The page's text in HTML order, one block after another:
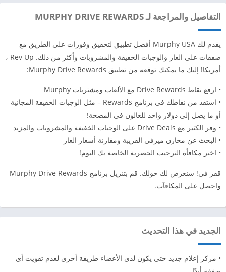
التفاصيل والمراجعة لـ MURPHY DRIVE REWARDS
يقدم لك Murphy USA أفضل تطبيق لتحقيق وفورات على الطريق مع
صفقات على الغاز والوجبات الخفيفة والمشروبات وأكثر من ذلك. Rev Up ،
أمريكا! إليك ما يمكنك توقعه من تطبيق Murphy Drive Rewards:
• ارفع نقاط Drive Rewards مع الألعاب ومشتريات Murphy
• استفد من نقاطك في برنامج Rewards – مثل الوجبات الخفيفة المجانية
أو ما يصل إلى دولار واحد للغالون في المضخة!
• وفر الكثير مع Drive Deals على الوجبات الخفيفة والمشروبات والمزيد
• البحث عن مخازن ميرفي القريبة ومقارنة أسعار الغاز
• اختر مكافأة الترحيب الحصرية الخاصة بك اليوم!
قفز في! سنعرض لك حولك. قم بتنزيل برنامج Murphy Drive Rewards
واحصل على المكافآت.
الجديد في هذا التحديث
• مركز إعلام جديد حتى يكون لدى الأعضاء طريقة أخرى لعدم تفويت أي